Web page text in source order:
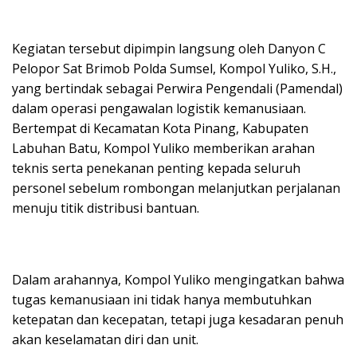
Kegiatan tersebut dipimpin langsung oleh Danyon C
Pelopor Sat Brimob Polda Sumsel, Kompol Yuliko, S.H.,
yang bertindak sebagai Perwira Pengendali (Pamendal)
dalam operasi pengawalan logistik kemanusiaan.
Bertempat di Kecamatan Kota Pinang, Kabupaten
Labuhan Batu, Kompol Yuliko memberikan arahan
teknis serta penekanan penting kepada seluruh
personel sebelum rombongan melanjutkan perjalanan
menuju titik distribusi bantuan.
Dalam arahannya, Kompol Yuliko mengingatkan bahwa
tugas kemanusiaan ini tidak hanya membutuhkan
ketepatan dan kecepatan, tetapi juga kesadaran penuh
akan keselamatan diri dan unit.